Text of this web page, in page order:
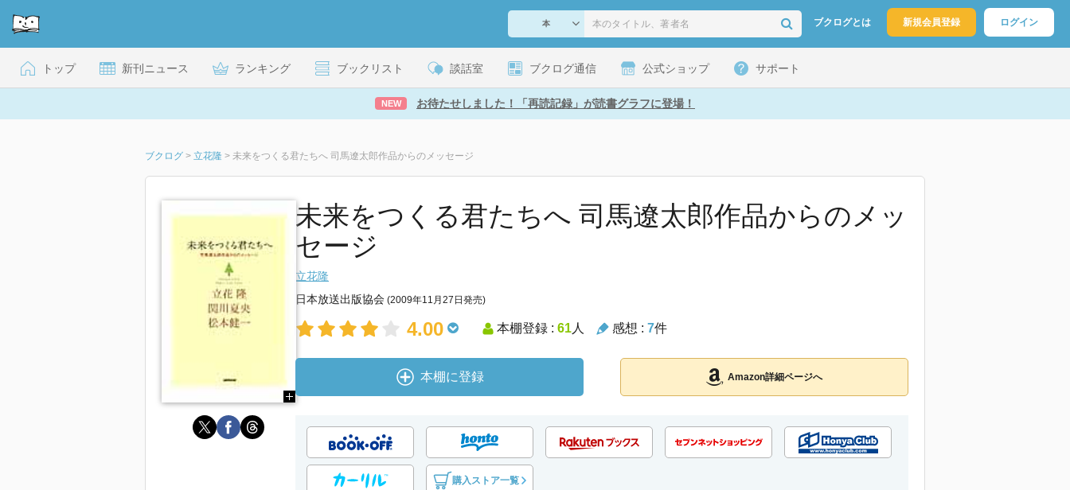
ブクログとは 新規会員登録 ログイン
トップ 新刊ニュース ランキング ブックリスト 談話室 ブクログ通信 公式ショップ サポート
NEW お待たせしました！「再読記録」が読書グラフに登場！
ブクログ > 立花隆 > 未来をつくる君たちへ 司馬遼太郎作品からのメッセージ
未来をつくる君たちへ 司馬遼太郎作品からのメッ
セージ
立花隆
日本放送出版協会 (2009年11月27日発売)
4.00 本棚登録 : 61人 感想 : 7件
本棚に登録 Amazon詳細ページへ
購入ストア一覧